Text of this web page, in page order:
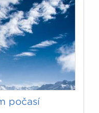
počasí